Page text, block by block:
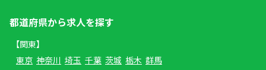
都道府県から求人を探す
【関東】
東京 神奈川 埼玉 千葉 茨城 栃木 群馬